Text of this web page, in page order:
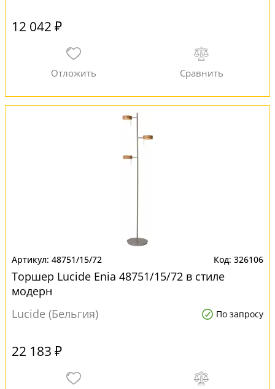
12 042 ₽
48751/15/72 326106
Торшер Lucide Enia 48751/15/72 в стиле
модерн
Lucide (Бельгия)
По запросу
22 183 ₽